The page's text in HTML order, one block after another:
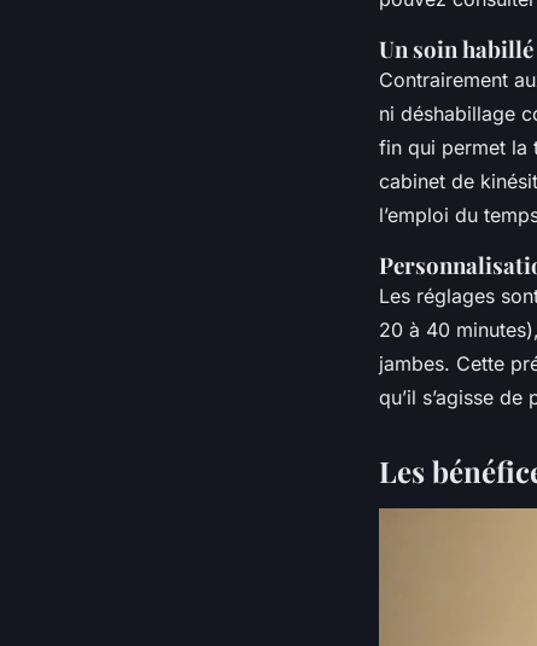
Un soin
Contrairement
ni déshabillage
fin qui permet la
cabinet de
l’emploi du
Les réglages
20 à 40
jambes. Cette
qu’il s’agisse
Les